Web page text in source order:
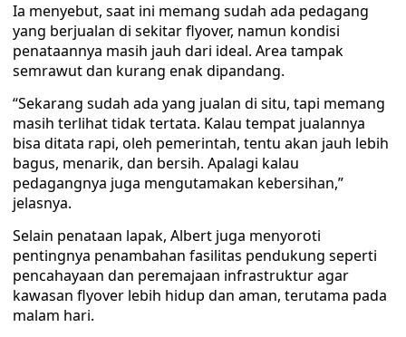
Ia menyebut, saat ini memang sudah ada pedagang
yang berjualan di sekitar flyover, namun kondisi
penataannya masih jauh dari ideal. Area tampak
semrawut dan kurang enak dipandang.
“Sekarang sudah ada yang jualan di situ, tapi memang
masih terlihat tidak tertata. Kalau tempat jualannya
bisa ditata rapi, oleh pemerintah, tentu akan jauh lebih
bagus, menarik, dan bersih. Apalagi kalau
pedagangnya juga mengutamakan kebersihan,”
jelasnya.
Selain penataan lapak, Albert juga menyoroti
pentingnya penambahan fasilitas pendukung seperti
pencahayaan dan peremajaan infrastruktur agar
kawasan flyover lebih hidup dan aman, terutama pada
malam hari.